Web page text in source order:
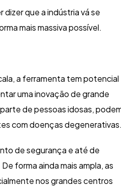
dizer que a indústria vá se
mais massiva possível.
a ferramenta tem potencial
uma inovação de grande
de pessoas idosas,
com doenças
de segurança e até de
forma ainda mais ampla, as
nos grandes centros